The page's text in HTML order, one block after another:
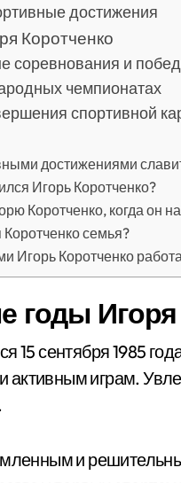
достижения
Коротченко
соревнования и
чемпионатах
спортивной
достижениями
Игорь Коротченко?
Коротченко, когда он
Коротченко семья?
Игорь Коротченко
годы Игоря
15 сентября 1985
активным играм.
и